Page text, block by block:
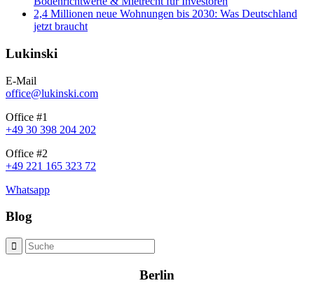
2,4 Millionen neue Wohnungen bis 2030: Was Deutschland
jetzt braucht
Lukinski
E-Mail
office@lukinski.com
Office #1
+49 30 398 204 202
Office #2
+49 221 165 323 72
Whatsapp
Blog
Berlin